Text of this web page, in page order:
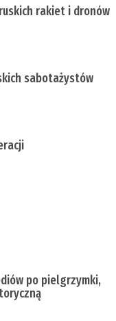
rakiet i dronów
sabotażystów
po pielgrzymki,